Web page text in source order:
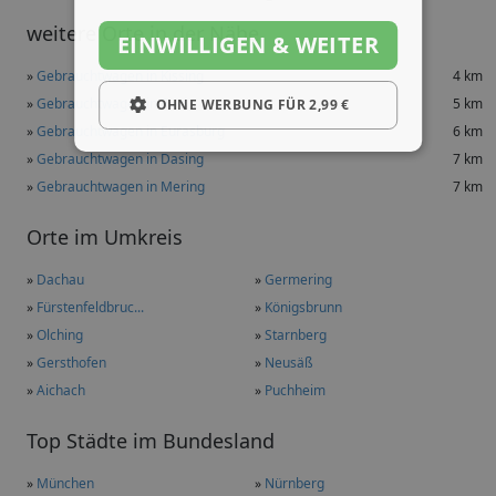
weitere Orte in der Nähe
»Gebrauchtwagen in Kissing
4 km
»Gebrauchtwagen in Ried
5 km
»Gebrauchtwagen in Eurasburg
6 km
»Gebrauchtwagen in Dasing
7 km
»Gebrauchtwagen in Mering 7 km
Orte im Umkreis
» Dachau »Germering
» Fürstenfeldbruc... » Königsbrunn
»Olching »Starnberg
»Gersthofen » Neusäß
»Aichach » Puchheim
Top Städte im Bundesland
» München » Nürnberg
EINWILLIGEN & WEITER
OHNE WERBUNG FÜR 2,99 €